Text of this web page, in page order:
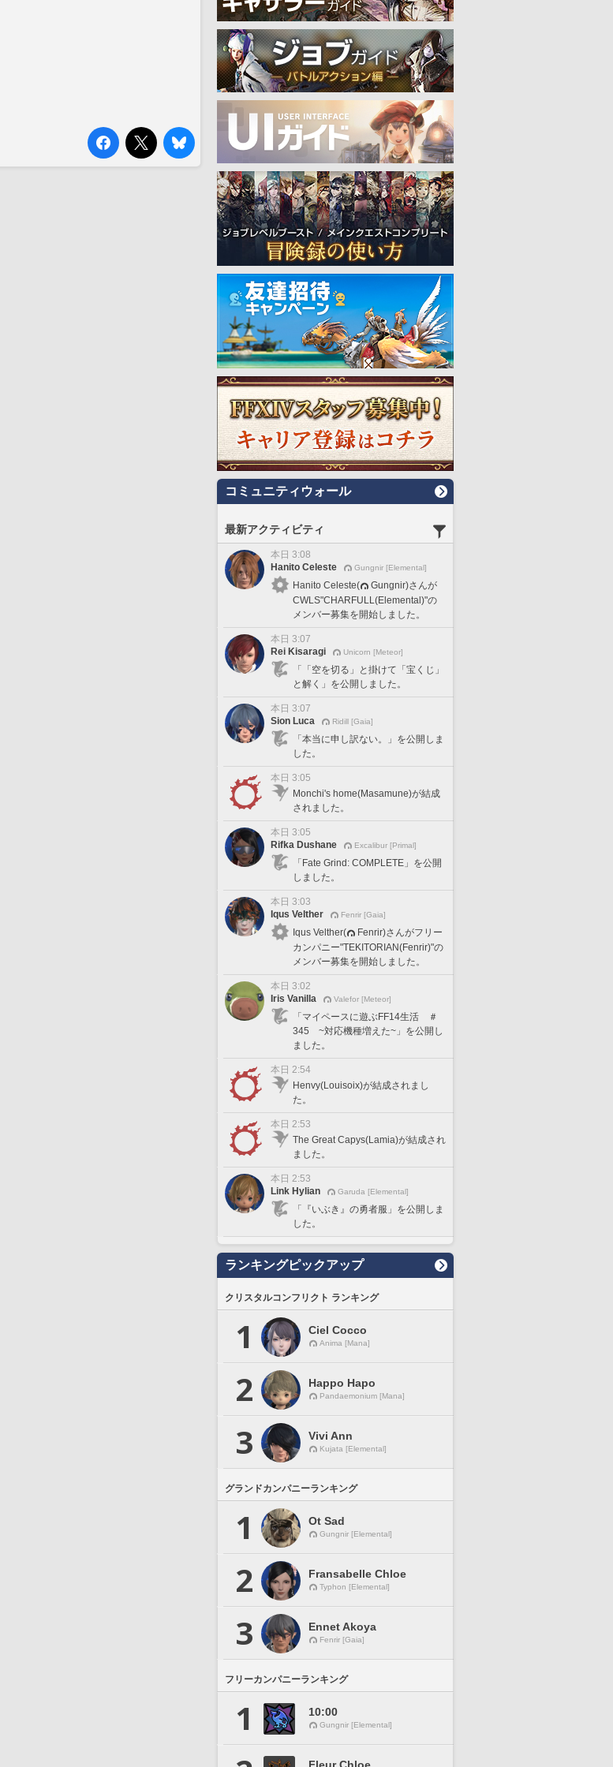
コミュニティウォール
最新アクティビティ
本日 3:08
Hanito Celeste
Gungnir [Elemental]
Hanito Celeste(
Gungnir)さんが
CWLS"CHARFULL(Elemental)"の
メンバー募集を開始しました。
本日 3:07
Rei Kisaragi
Unicorn [Meteor]
「「空を切る」と掛けて「宝くじ」
と解く」を公開しました。
本日 3:07
Sion Luca
Ridill [Gaia]
「本当に申し訳ない。」を公開しま
した。
本日 3:05
Monchi's home(Masamune)が結成
されました。
本日 3:05
Rifka Dushane
Excalibur [Primal]
「Fate Grind: COMPLETE」を公開
しました。
本日 3:03
Iqus Velther
Fenrir [Gaia]
Iqus Velther(
Fenrir)さんがフリー
カンパニー"TEKITORIAN(Fenrir)"の
メンバー募集を開始しました。
本日 3:02
Iris Vanilla
Valefor [Meteor]
「マイペースに遊ぶFF14生活 ＃
345 ~対応機種増えた~」を公開し
ました。
本日 2:54
Henvy(Louisoix)が結成されまし
た。
本日 2:53
The Great Capys(Lamia)が結成され
ました。
本日 2:53
Link Hylian
Garuda [Elemental]
「『いぶき』の勇者服」を公開しま
した。
ランキングピックアップ
クリスタルコンフリクト ランキング
1 Ciel Cocco
Anima [Mana]
2 Happo Hapo
Pandaemonium [Mana]
3 Vivi Ann
Kujata [Elemental]
グランドカンパニーランキング
1 Ot Sad
Gungnir [Elemental]
2 Fransabelle Chloe
Typhon [Elemental]
3 Ennet Akoya
Fenrir [Gaia]
フリーカンパニーランキング
1 10:00
Gungnir [Elemental]